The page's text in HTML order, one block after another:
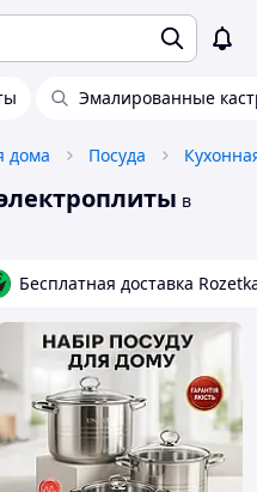
Эмалированные
дома Посуда
в
Бесплатная доставка